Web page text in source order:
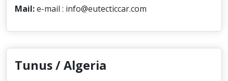
Mail:e-mail : info@eutecticcar.com
Tunus / Algeria